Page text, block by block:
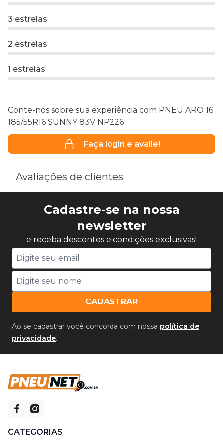
3 estrelas
2 estrelas
1 estrelas
Conte-nos sobre sua experiência com PNEU ARO 16
185/55R16 SUNNY 83V NP226
Faça login e avalie!
Avaliações de clientes
Cadastre-se na nossa
newsletter
e receba descontos e condições exclusivas!
CADASTRAR
Ao se cadastrar você concorda com nossa política de
privacidade.
CATEGORIAS